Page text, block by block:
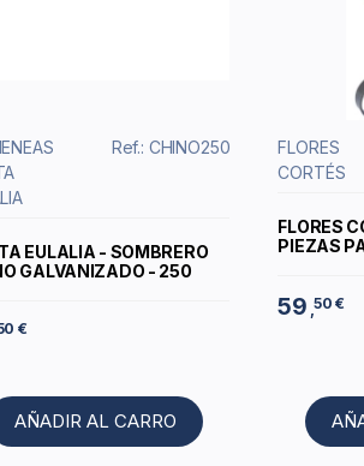
Ref.: CHINO250
EULALIA - SOMBRERO
GALVANIZADO - 250
€
AÑADIR AL CARRO
FLORES
CORTÉS
FLORES
PIEZAS
59 ,50 €